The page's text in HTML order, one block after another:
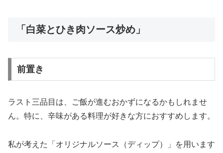
「白菜とひき肉ソース炒め」
前置き
ラスト三品目は、ご飯が進むおかずになるかもしれませ
ん。特に、辛味がある料理が好きな方におすすめします。
私が考えた「オリジナルソース（ディップ）」を用います